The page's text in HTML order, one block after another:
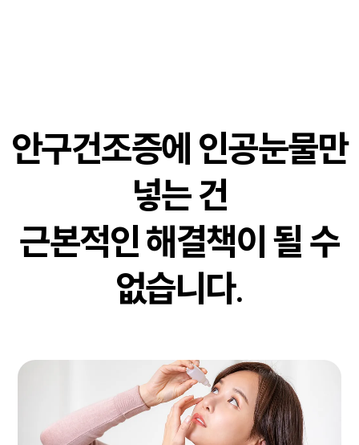
안구건조증에 인공눈물만
넣는 건
근본적인 해결책이 될 수
없습니다.